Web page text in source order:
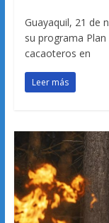
Guayaquil, 21 de
su programa
cacaoteros en
Leer más